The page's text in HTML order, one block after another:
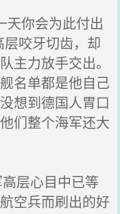
你会为此付出
咬牙切齿，却
主力放手交出。
名单都是他自己
想到德国人胃口
们整个海军还大
层心目中已等
空兵而刷出的好